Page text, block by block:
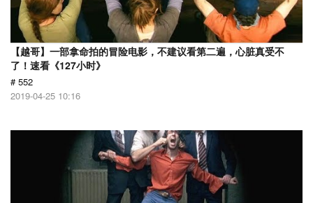
【越哥】一部拿命拍的冒险电影，不建议看第二遍，心脏真受不
了！速看《127小时》
# 552
2019-04-25 10:16